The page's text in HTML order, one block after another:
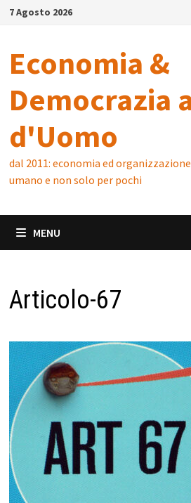
Skip7 Agosto 2026
Economia &
Democrazia
d'Uomo
dal 2011: economia ed
umano e non solo per pochi
MENU
Articolo-67